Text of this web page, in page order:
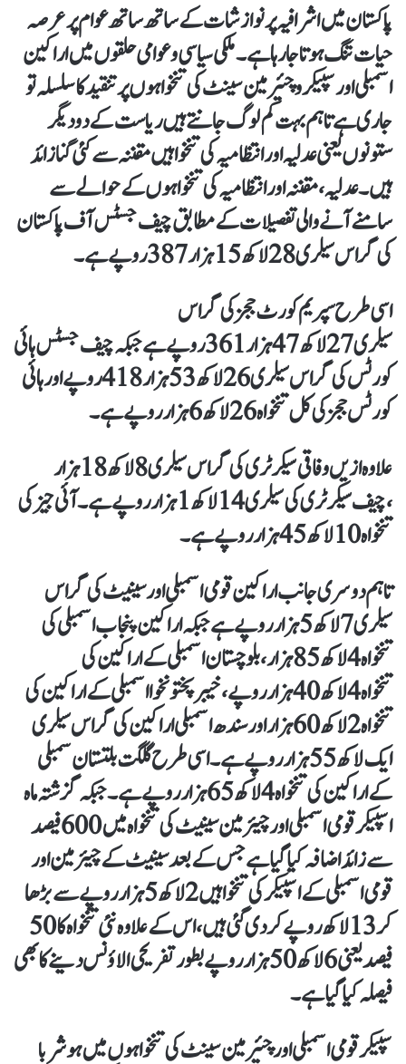
پاکستان میں اشرافیہ پر نوازشات کے ساتھ ساتھ عوام پر عرصہ
حیات تنگ ہوتا جا رہا ہے۔ ملکی سیاسی و عوامی حلقوں میں اراکین
اسمبلی اور سپیکر و چئیرمین سینٹ کی تنخواہوں پر تنقید کا سلسلہ تو
جاری ہے تاہم بہت کم لوگ جانتے ہیں ریاست کے دو دیگر
ستونوں یعنی عدلیہ اور انتظامیہ کی تنخواہیں مقننہ سے کئی گنا زائد
ہیں۔ عدلیہ، مقننہ اور انتظامیہ کی تنخواہوں کے حوالے سے
سامنے آنے والی تفصیلات کے مطابق چیف جسٹس آف پاکستان
کی گراس سیلری 28لاکھ15ہزار 387 روپے ہے۔
اسی طرح سپریم کورٹ ججز کی گراس
سیلری 27لاکھ47ہزار361روپے ہے جبکہ چیف جسٹس ہائی
کورٹس کی گراس سیلری 26لاکھ 53ہزار418 روپے اور ہائی
کورٹس ججز کی کل تنخواہ26لاکھ6ہزار روپے ہے ۔
علاوہ ازیں وفاقی سیکرٹری کی گراس سیلری 8لاکھ18ہزار
،چیف سیکرٹری کی سیلری 14لاکھ1ہزار روپے ہے۔ آئی جیز کی
تنخواہ 10 لاکھ 45 ہزار روپے ہے۔
تاہم دوسری جانب اراکین قومی اسمبلی اور سینیٹ کی گراس
سیلری 7لاکھ 5ہزار روپے ہے جبکہ اراکین پنجاب اسمبلی کی
تنخواہ4لاکھ85ہزار، بلوچستان اسمبلی کے اراکین کی
تنخواہ 4لاکھ40ہزار روپے، خیبرپختونخوا اسمبلی کے اراکین کی
تنخواہ 2لاکھ60ہزار اور سندھ اسمبلی اراکین کی گراس سیلری
ایک لاکھ 55ہزار روپے ہے۔اسی طرح گلگت بلتستان سمبلی
کے اراکین کی تنخواہ4لاکھ65ہزار روپے ہے۔ جبکہ گزشتہ ماہ
اسپیکر قومی اسمبلی اور چیئرمین سینیٹ کی تنخواہ میں 600 فیصد
سے زائد اضافہ کیا گیا ہے جس کے بعد سینیٹ کے چیئرمین اور
قومی اسمبلی کے اسپیکر کی تنخواہیں 2 لاکھ 5 ہزار روپے سے بڑھا
کر 13 لاکھ روپے کر دی گئی ہیں، اس کے علاوہ نئی تنخواہ کا 50
فیصد یعنی 6 لاکھ 50 ہزار روپے بطور تفریحی الاؤنس دینے کا بھی
فیصلہ کیا گیا ہے۔
سپیکر قومی اسمبلی اور چئیرمین سینٹ کی تنخواہوں میں ہوشربا